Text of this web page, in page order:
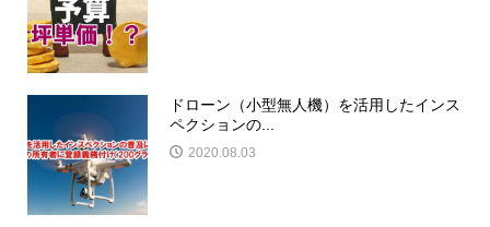
ドローン（小型無人機）を活用したインス
ペクションの...
2020.08.03